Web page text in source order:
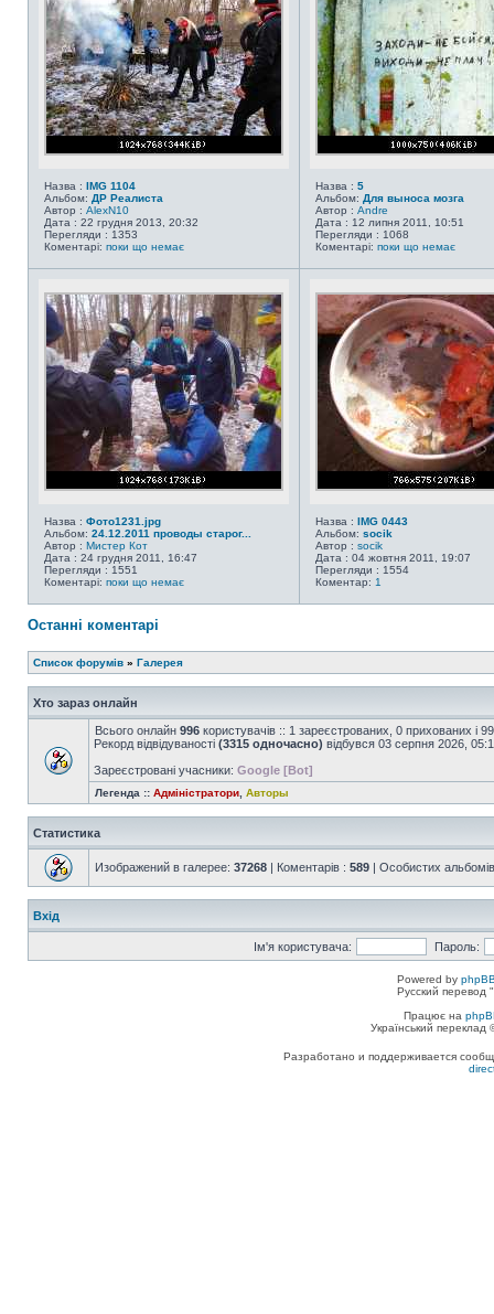
Назва : IMG 1104
Альбом: ДР Реалиста
Автор : AlexN10
Дата : 22 грудня 2013, 20:32
Перегляди : 1353
Коментарі: поки що немає
Назва : 5
Альбом: Для выноса мозга
Автор : Andre
Дата : 12 липня 2011, 10:51
Перегляди : 1068
Коментарі: поки що немає
Назва : Фото1231.jpg
Альбом: 24.12.2011 проводы старог...
Автор : Мистер Кот
Дата : 24 грудня 2011, 16:47
Перегляди : 1551
Коментарі: поки що немає
Назва : IMG 0443
Альбом: socik
Автор : socik
Дата : 04 жовтня 2011, 19:07
Перегляди : 1554
Коментар: 1
Останні коментарі
Список форумів » Галерея
Хто зараз онлайн
Всього онлайн 996 користувачів :: 1 зареєстрованих, 0 прихованих і
Рекорд відвідуваності (3315 одночасно) відбувся 03 серпня 2026,
Зареєстровані учасники: Google [Bot]
Легенда :: Адміністратори Авторы
Статистика
Изображений в галерее: 37268 | Коментарів : 589 | Особистих
Вхід
Ім'я користувача: Пароль:
Powered by
Русский перевод
Працює на
Український
Разработано и поддерживается